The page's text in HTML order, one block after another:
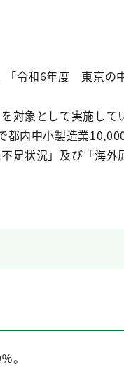
「令和6年度 東京の
対象として実施して
内中小製造業
足状況」及び「海
。